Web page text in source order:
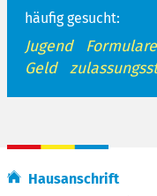
häufig gesucht:
Jugend Formulare
Geld
Hausanschrift